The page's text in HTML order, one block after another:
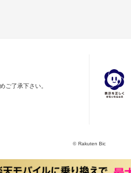
ご了承下さい。
©Rakuten Bic